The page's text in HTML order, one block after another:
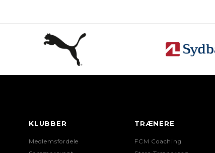
KLUBBER
Medlemsfordele
TRÆNERE
FCM Coaching